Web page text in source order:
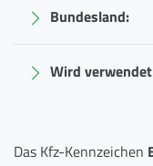
Bundesland:
Wird
Das Kfz-Kennzeichen